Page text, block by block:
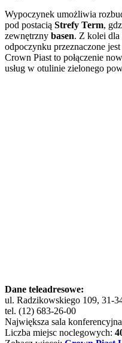
Wypoczynek umożliwia
pod postacią Strefy Term,
zewnętrzny basen. Z kolei dla
odpoczynku przeznaczone jest
Crown Piast to połączenie
usług w otulinie zielonego
Dane teleadresowe:
ul. Radzikowskiego 109, 31-
tel. (12) 683-26-00
Największa sala
Liczba miejsc noclegowych: